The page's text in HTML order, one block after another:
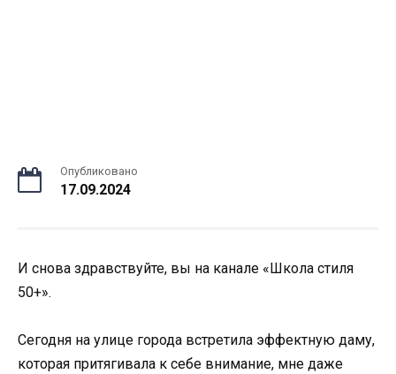
Опубликовано
17.09.2024
И снова здравствуйте, вы на канале «Школа стиля
50+».
Сегодня на улице города встретила эффектную даму,
которая притягивала к себе внимание, мне даже